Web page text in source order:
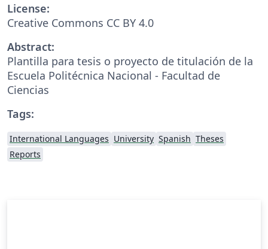
License:
Creative Commons CC BY 4.0
Abstract:
Plantilla para tesis o proyecto de titulación de la
Escuela Politécnica Nacional - Facultad de
Ciencias
Tags:
International Languages University Spanish Theses
Reports